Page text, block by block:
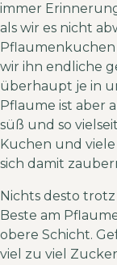
immer
als wir es nicht
wir ihn endliche
überhaupt je in
Pflaume ist aber
süß und so
Kuchen und
sich damit
Nichts desto
Beste am
obere Schicht.
viel zu viel